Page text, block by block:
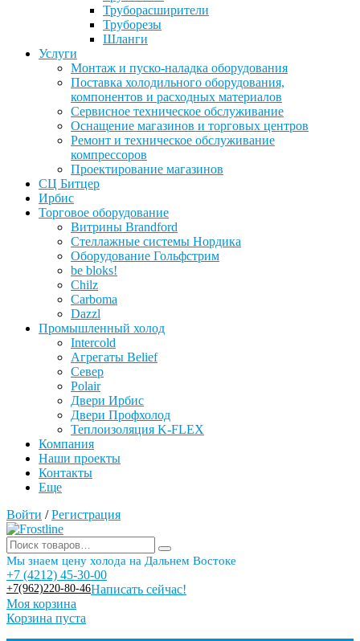
Труборасширители
Труборезы
Шланги
Услуги
Монтаж и пуско-наладка оборудования
Поставка холодильного оборудования,
компонентов и расходных материалов
Сервисное техническое обслуживание
Оснащение магазинов и торговых центров
Ремонт и техническое обслуживание
компрессоров
Проектирование магазинов
СЦ Битцер
Ирбис
Торговое оборудование
Витрины Brandford
Стеллажные системы Нордика
Оборудование Гольфстрим
be bloks!
Chilz
Carboma
Dazzl
Промышленный холод
Intercold
Агрегаты Belief
Север
Polair
Двери Ирбис
Двери Профхолод
Теплоизоляция K-FLEX
Компания
Наши проекты
Контакты
Еще
Войти / Регистрация
Мы знаем цену холода на Дальнем Востоке
+7 (4212) 45-30-00
+7(962)220-80-46Написать сейчас!
Моя корзина
Корзина пуста